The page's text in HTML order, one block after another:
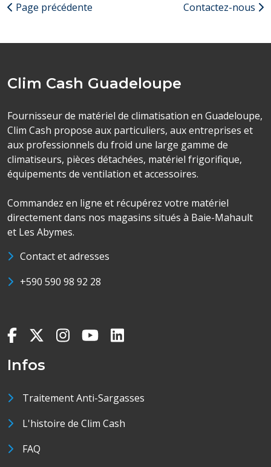
Page précédente Contactez-nous
Clim Cash Guadeloupe
Fournisseur de matériel de climatisation en Guadeloupe,
Clim Cash propose aux particuliers, aux entreprises et
aux professionnels du froid une large gamme de
climatiseurs, pièces détachées, matériel frigorifique,
équipements de ventilation et accessoires.
Commandez en ligne et récupérez votre matériel
directement dans nos magasins situés à Baie-Mahault
et Les Abymes.
Contact et adresses
+590 590 98 92 28
Infos
Traitement Anti-Sargasses
L'histoire de Clim Cash
FAQ